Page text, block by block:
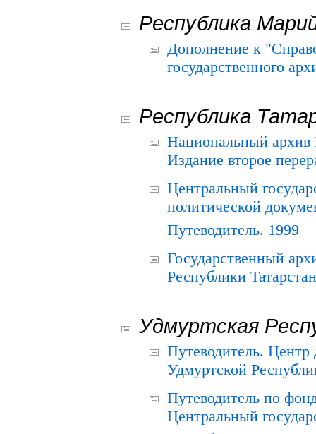
Республика
Дополнение к
государственного
Республика
Национальный архив
Издание второе
Центральный
политической
Путеводитель. 1999
Государственный
Республики
Удмуртская
Путеводитель.
Удмуртской
Путеводитель по
Центральный